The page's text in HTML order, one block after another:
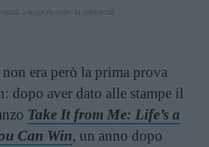
era però la prima prova
dopo aver dato alle stampe il
Take It from Me: Life’s a
Can Win, un anno dopo